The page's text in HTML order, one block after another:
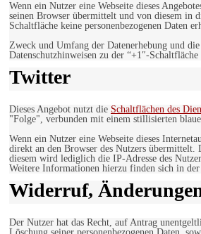
Wenn ein Nutzer eine Webseite dieses
seinen Browser übermittelt und von diesem in
Schaltfläche keine personenbezogenen Daten
Zweck und Umfang der Datenerhebung und
Datenschutzhinweisen zu der “+1″-Schaltfläche
Twitter
Dieses Angebot nutzt die Schaltflächen des
"Folge", verbunden mit einem stillisierten
Wenn ein Nutzer eine Webseite dieses
direkt an den Browser des Nutzers
diesem wird lediglich die IP-Adresse des
Weitere Informationen hierzu finden sich in
Widerruf,
Der Nutzer hat das Recht, auf Antrag